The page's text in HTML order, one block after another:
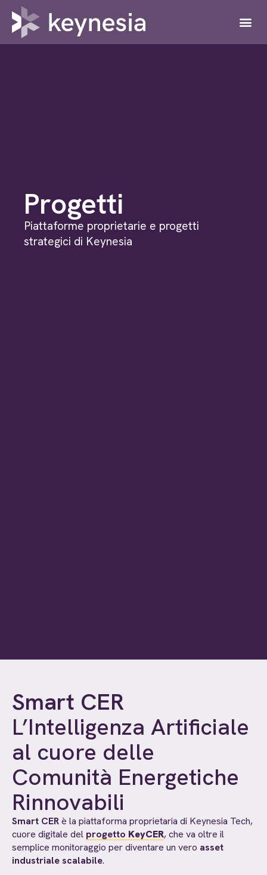
Progetti
Piattaforme proprietarie e progetti
strategici di Keynesia
Smart CER
L’Intelligenza Artificiale
al cuore delle
Comunità Energetiche
Rinnovabili
Smart CERè la piattaforma proprietaria di Keynesia Tech,
cuore digitale del progetto KeyCER, che va oltre il
semplice monitoraggio per diventare un vero asset
industriale scalabile.